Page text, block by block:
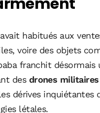
habitués aux
voire des objets
franchit désormais
des drones militaires
dérives inquiétantes
létales.